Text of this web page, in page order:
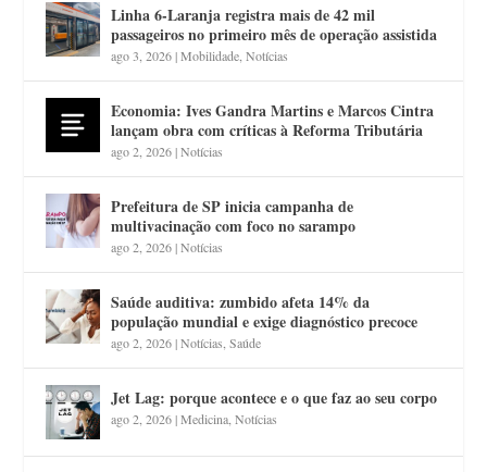
Linha 6-Laranja registra mais de 42 mil
passageiros no primeiro mês de operação assistida
ago 3, 2026|Mobilidade ,Notícias
Economia: Ives Gandra Martins e Marcos Cintra
lançam obra com críticas à Reforma Tributária
ago 2, 2026|Notícias
Prefeitura de SP inicia campanha de
multivacinação com foco no sarampo
ago 2, 2026|Notícias
Saúde auditiva: zumbido afeta 14% da
população mundial e exige diagnóstico precoce
ago 2, 2026|Notícias ,Saúde
Jet Lag: porque acontece e o que faz ao seu corpo
ago 2, 2026|Medicina ,Notícias